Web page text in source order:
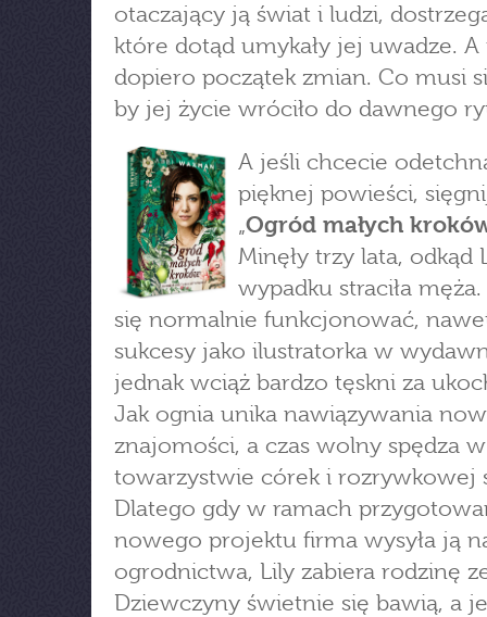
otaczający ją świat i ludzi,
które dotąd umykały jej uwadze. A
dopiero początek zmian. Co musi
by jej życie wróciło do dawnego
A jeśli chcecie
pięknej powieści,
„Ogród małych
Minęły trzy lata, odkąd
wypadku straciła
się normalnie funkcjonować,
sukcesy jako ilustratorka w
jednak wciąż bardzo tęskni za
Jak ognia unika nawiązywania
znajomości, a czas wolny spędza w
towarzystwie córek i rozrywkowej
Dlatego gdy w ramach
nowego projektu firma wysyła ją
ogrodnictwa, Lily zabiera rodzinę
Dziewczyny świetnie się bawią, a